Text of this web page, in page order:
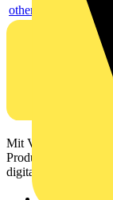
others
Mit Voltimum
digitalen Plattform